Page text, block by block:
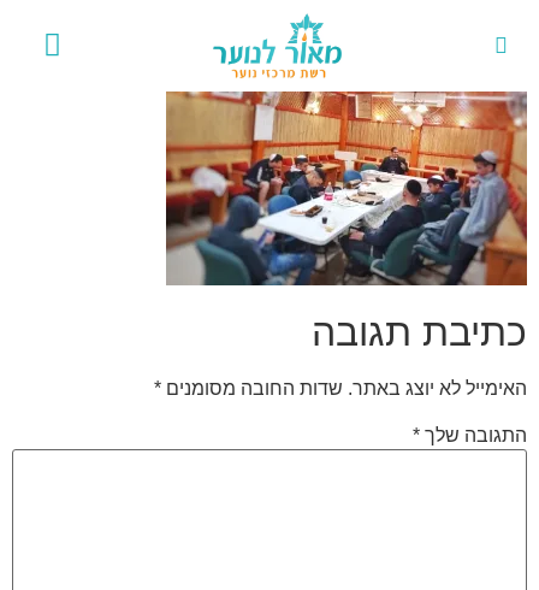
כתיבת תגובה
האימייל לא יוצג באתר. שדות החובה מסומנים *
התגובה שלך *